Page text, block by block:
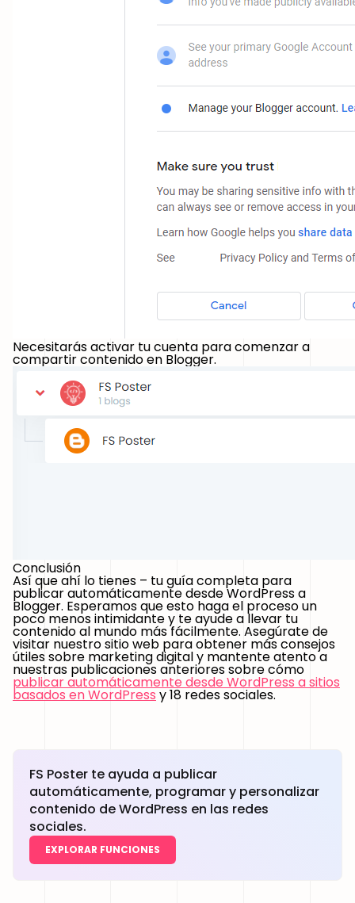
Necesitarás activar tu cuenta para comenzar a
compartir contenido en Blogger.
Conclusión
Así que ahí lo tienes – tu guía completa para
publicar automáticamente desde WordPress a
Blogger. Esperamos que esto haga el proceso un
poco menos intimidante y te ayude a llevar tu
contenido al mundo más fácilmente. Asegúrate de
visitar nuestro sitio web para obtener más consejos
útiles sobre marketing digital y mantente atento a
nuestras publicaciones anteriores sobre cómo
publicar automáticamente desde WordPress a sitios
basados en WordPress y 18 redes sociales.
FS Poster te ayuda a publicar
automáticamente, programar y personalizar
contenido de WordPress en las redes
sociales.
EXPLORAR FUNCIONES